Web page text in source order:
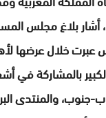
بلاغ مجلس
عبرت خلال عرضها
بالمشاركة في
جنوب، والمنتدى